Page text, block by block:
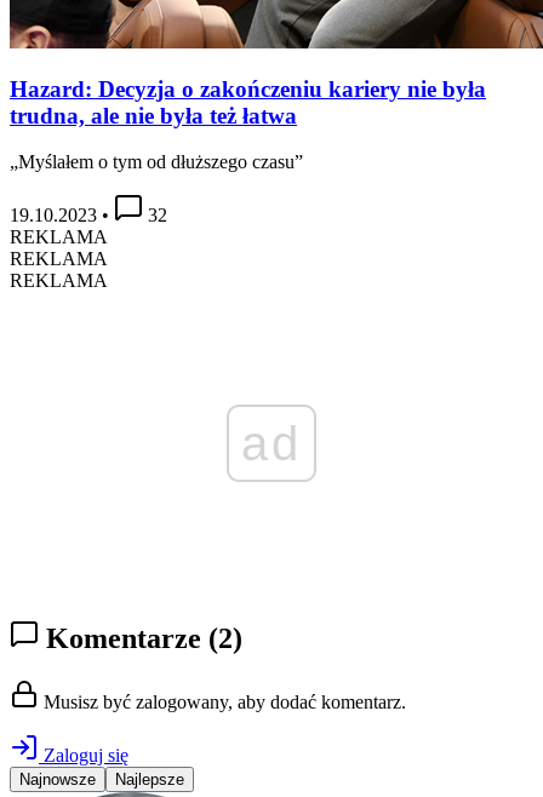
Hazard: Decyzja o zakończeniu kariery nie była
trudna, ale nie była też łatwa
„Myślałem o tym od dłuższego czasu”
19.10.2023 •
32
REKLAMA
REKLAMA
REKLAMA
ad
Komentarze (2)
Musisz być zalogowany, aby dodać komentarz.
Zaloguj się
Najnowsze Najlepsze